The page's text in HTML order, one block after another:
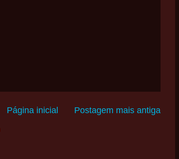
Postagem mais antiga
Página inicial